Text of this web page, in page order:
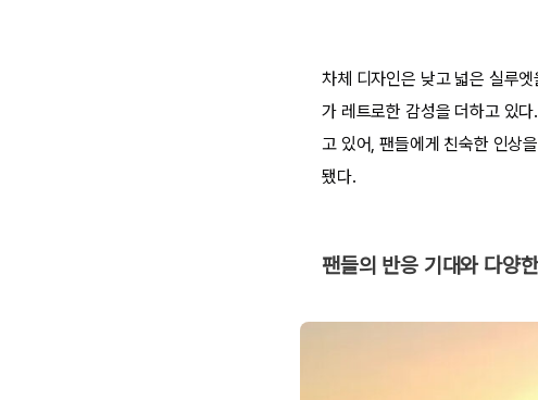
차체 디자인은 낮고 넓은 실루
가 레트로한 감성을 더하고 있
고 있어, 팬들에게 친숙한 인상
됐다.
팬들의 반응 기대와 다양